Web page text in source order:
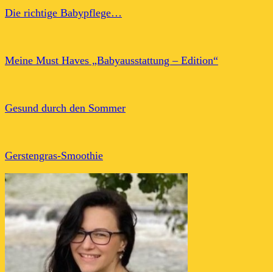
Die richtige Babypflege…
Meine Must Haves „Babyausstattung – Edition“
Gesund durch den Sommer
Gerstengras-Smoothie